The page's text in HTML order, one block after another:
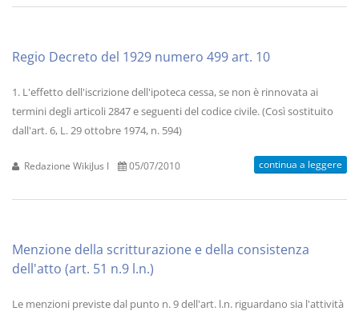
Regio Decreto del 1929 numero 499 art. 10
1. L'effetto dell'iscrizione dell'ipoteca cessa, se non è rinnovata ai
termini degli articoli 2847 e seguenti del codice civile. (Così sostituito
dall'art. 6, L. 29 ottobre 1974, n. 594)
Redazione WikiJus I 05/07/2010 continua a leggere
Menzione della scritturazione e della consistenza
dell'atto (art. 51 n.9 l.n.)
Le menzioni previste dal punto n. 9 dell'art. l.n. riguardano sia l'attività